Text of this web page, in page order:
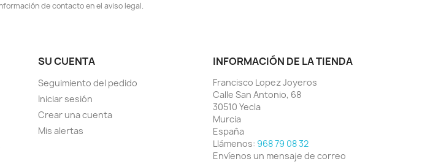
de contacto en el aviso legal.
SU CUENTA
Seguimiento del pedido
Iniciar sesión
Crear una cuenta
Mis alertas
INFORMACIÓN DE LA TIENDA
Francisco Lopez Joyeros
Calle San Antonio, 68
30510 Yecla
Murcia
España
Llámenos: 968 79 08 32
Envíenos un mensaje de correo